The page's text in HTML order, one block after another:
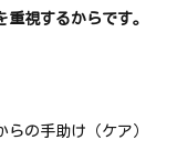
視するからです。
の手助け（ケア）